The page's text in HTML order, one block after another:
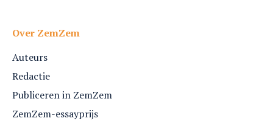
Over ZemZem
Auteurs
Redactie
Publiceren in ZemZem
ZemZem-essayprijs